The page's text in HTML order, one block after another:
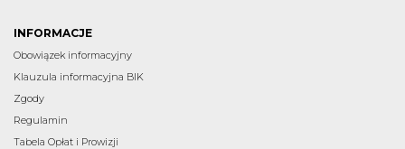
INFORMACJE
Obowiązek informacyjny
Klauzula informacyjna BIK
Zgody
Regulamin
Tabela Opłat i Prowizji